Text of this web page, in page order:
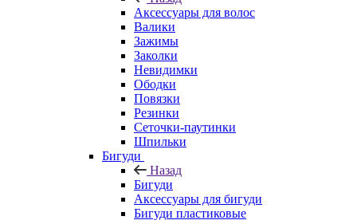
Аксессуары для волос
Валики
Зажимы
Заколки
Невидимки
Ободки
Повязки
Резинки
Сеточки-паутинки
Шпильки
Бигуди
Назад
Бигуди
Аксессуары для бигуди
Бигуди пластиковые